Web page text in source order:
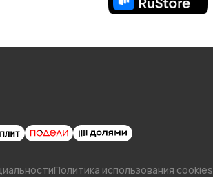
Политика использования cookies